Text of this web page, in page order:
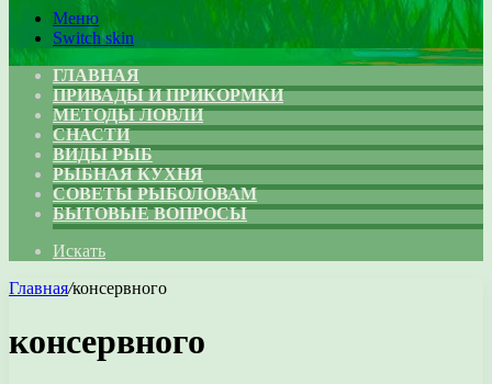
Меню
Switch skin
ГЛАВНАЯ
ПРИВАДЫ И ПРИКОРМКИ
МЕТОДЫ ЛОВЛИ
СНАСТИ
ВИДЫ РЫБ
РЫБНАЯ КУХНЯ
СОВЕТЫ РЫБОЛОВАМ
БЫТОВЫЕ ВОПРОСЫ
Искать
Главная/консервного
консервного